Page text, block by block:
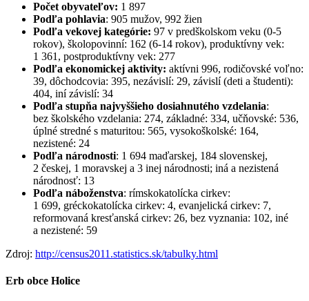
Počet obyvateľov: 1 897
Podľa pohlavia: 905 mužov, 992 žien
Podľa vekovej kategórie: 97 v predškolskom veku (0-5
rokov), školopovinní: 162 (6-14 rokov), produktívny vek:
1 361, postproduktívny vek: 277
Podľa ekonomickej aktivity: aktívni 996, rodičovské voľno:
39, dôchodcovia: 395, nezávislí: 29, závislí (deti a študenti):
404, iní závislí: 34
Podľa stupňa najvyššieho dosiahnutého vzdelania:
bez školského vzdelania: 274, základné: 334, učňovské: 536,
úplné stredné s maturitou: 565, vysokoškolské: 164,
nezistené: 24
Podľa národnosti: 1 694 maďarskej, 184 slovenskej,
2 českej, 1 moravskej a 3 inej národnosti; iná a nezistená
národnosť: 13
Podľa náboženstva: rímskokatolícka cirkev:
1 699, gréckokatolícka cirkev: 4, evanjelická cirkev: 7,
reformovaná kresťanská cirkev: 26, bez vyznania: 102, iné
a nezistené: 59
Zdroj: http://census2011.statistics.sk/tabulky.html
Erb obce Holice